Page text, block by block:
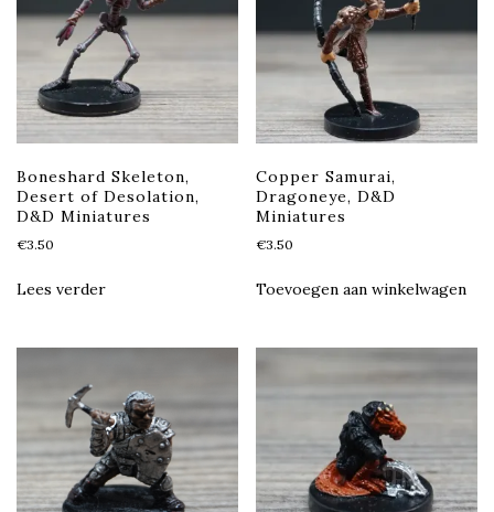
Boneshard Skeleton,
Desert of Desolation,
D&D Miniatures
€3.50
Lees verder
Copper Samurai,
Dragoneye, D&D
Miniatures
€3.50
Toevoegen aan winkelwagen